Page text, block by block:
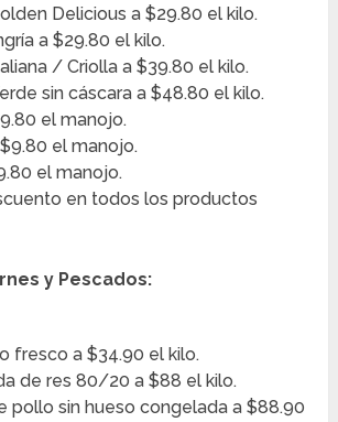
Delicious a $29.80 el kilo.
a $29.80 el kilo.
/ Criolla a $39.80 el kilo.
sin cáscara a $48.80 el kilo.
el manojo.
el manojo.
el manojo.
en todos los productos
y Pescados:
fresco a $34.90 el kilo.
de res 80/20 a $88 el kilo.
pollo sin hueso congelada a $88.90